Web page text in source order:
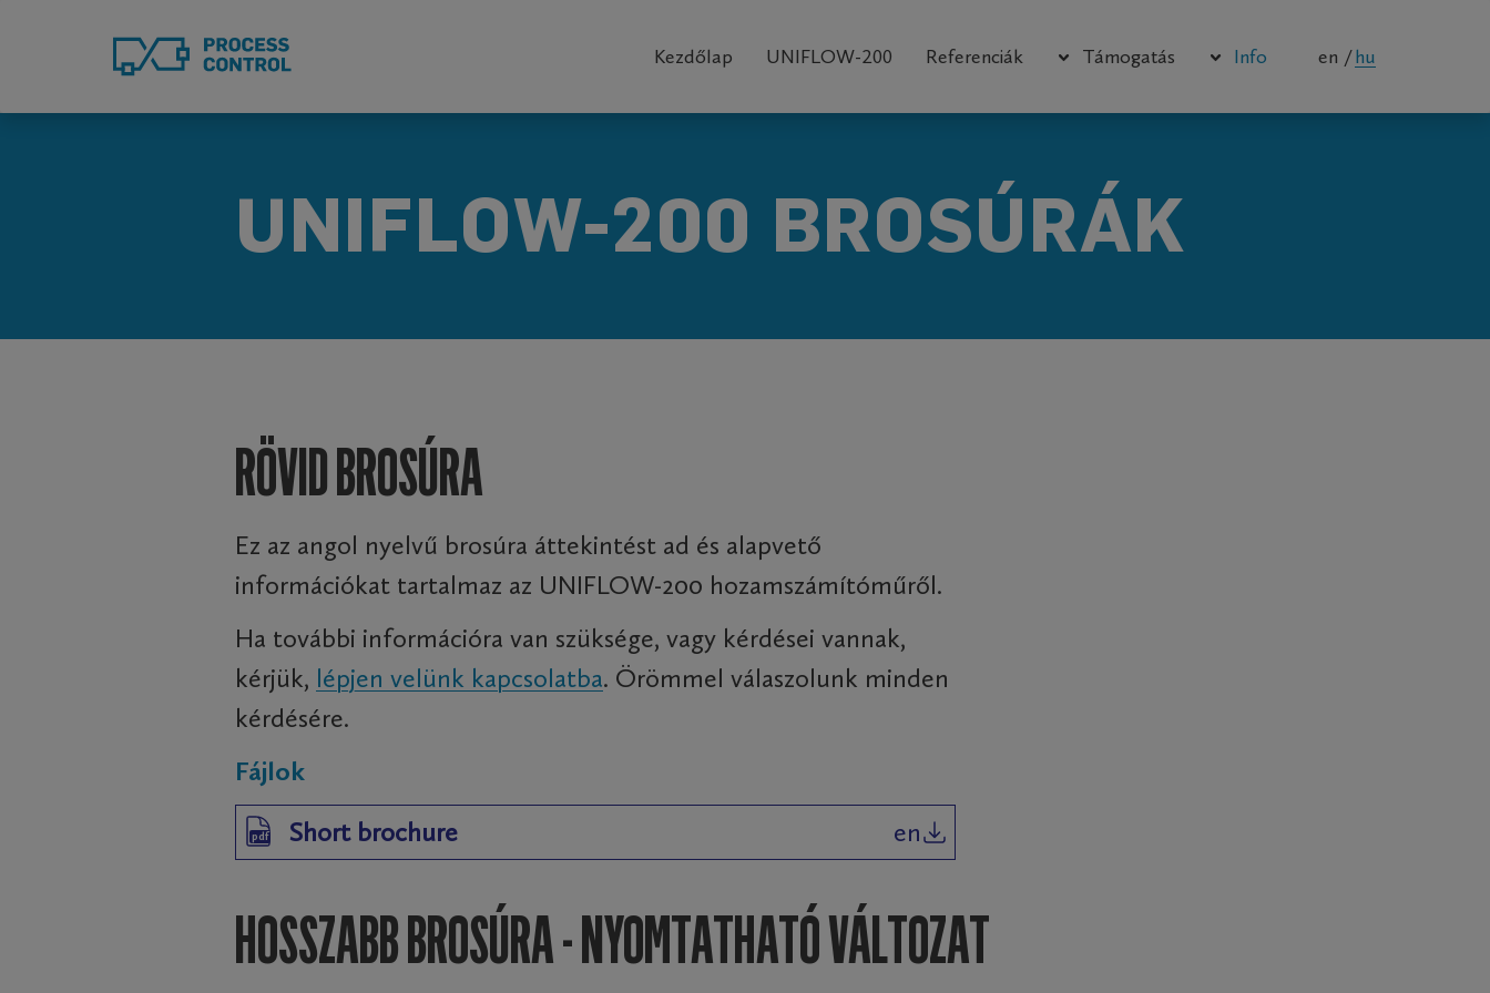
navigation
Kezdőlap UNIFLOW-200 Referenciák Támogatás
Műszerkönyv
Firmware
Ügyfél bejelentkezés
Info
Brosúrák
Kapcsolat
en hu
UNIFLOW-200 BROSÚRÁK
RÖVID BROSÚRA
Ez az angol nyelvű brosúra áttekintést ad és alapvető
információkat tartalmaz az UNIFLOW-200 hozamszámítóműről.
Ha további információra van szüksége, vagy kérdései vannak,
kérjük, lépjen velünk kapcsolatba. Örömmel válaszolunk minden
kérdésére.
Fájlok
pdf Short brochure en
HOSSZABB BROSÚRA - NYOMTATHATÓ VÁLTOZAT